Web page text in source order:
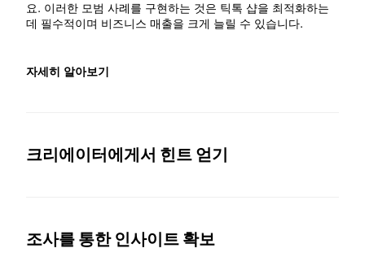
요. 이러한 모범 사례를 구현하는 것은 틱톡 샵을 최적화하는
데 필수적이며 비즈니스 매출을 크게 늘릴 수 있습니다.
자세히 알아보기
크리에이터에게서 힌트 얻기
조사를 통한 인사이트 확보